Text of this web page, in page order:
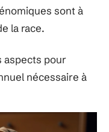
sont à
la race.
aspects pour
nécessaire à